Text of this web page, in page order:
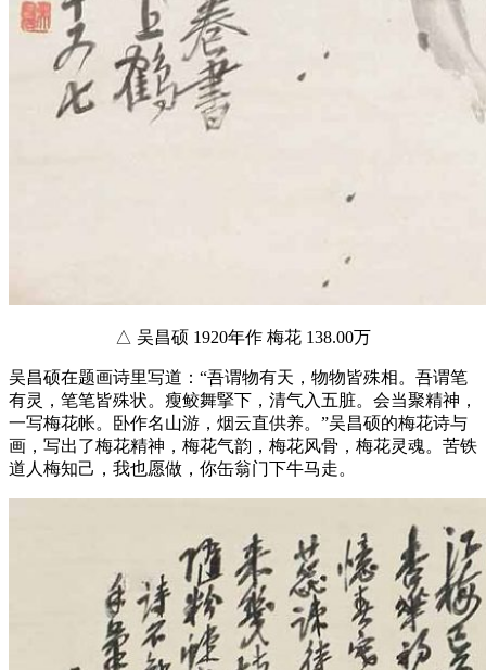
△ 吴昌硕 1920年作 梅花 138.00万
吴昌硕在题画诗里写道：“吾谓物有天，物物皆殊相。吾谓笔
有灵，笔笔皆殊状。瘦鲛舞掔下，清气入五脏。会当聚精神，
一写梅花帐。卧作名山游，烟云直供养。”吴昌硕的梅花诗与
画，写出了梅花精神，梅花气韵，梅花风骨，梅花灵魂。苦铁
道人梅知己，我也愿做，你缶翁门下牛马走。